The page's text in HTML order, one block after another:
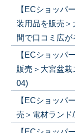
【ECショッパ
装用品を販売
間で口コミ広が
【ECショッパ
販売＞大宮盆
04)
【ECショッパ
売＞電材ランド